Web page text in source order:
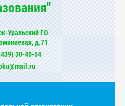
Уральский ГО
д.71
30-40-54